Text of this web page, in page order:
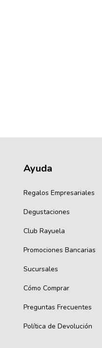
Ayuda
Regalos Empresariales
Degustaciones
Club Rayuela
Promociones Bancarias
Sucursales
Cómo Comprar
Preguntas Frecuentes
Política de Devolución